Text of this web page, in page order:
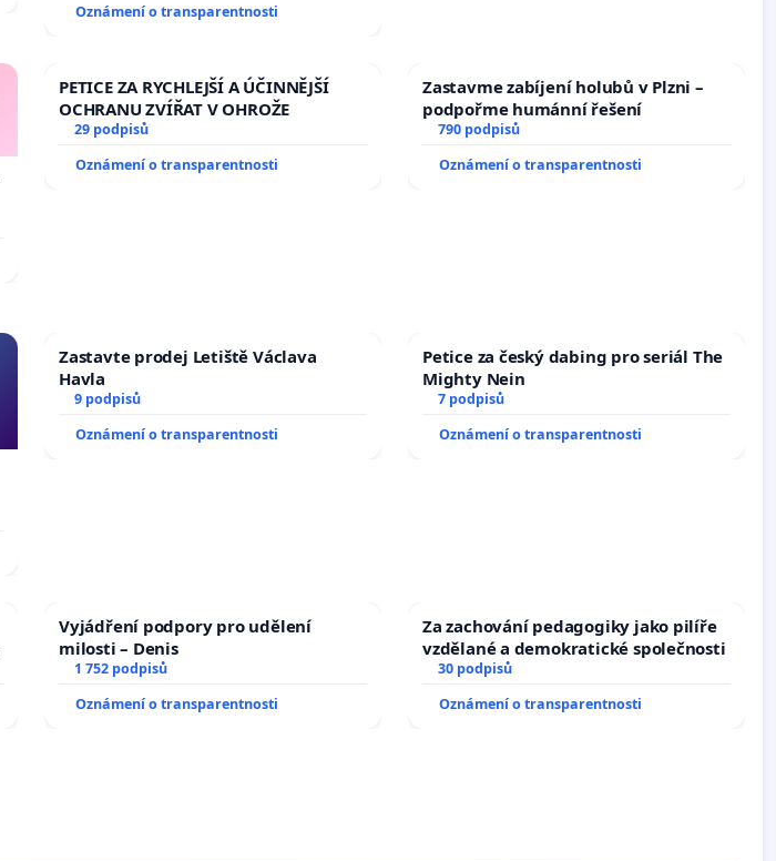
Oznámení o transparentnosti
PETICE ZA RYCHLEJŠÍ A ÚČINNĚJŠÍ
OCHRANU ZVÍŘAT V OHROŽE
29 podpisů
Oznámení o transparentnosti
Zastavme zabíjení holubů v Plzni –
podpořme humánní řešení
790 podpisů
Oznámení o transparentnosti
Zastavte prodej Letiště Václava
Havla
9 podpisů
Oznámení o transparentnosti
Petice za český dabing pro seriál The
Mighty Nein
7 podpisů
Oznámení o transparentnosti
Vyjádření podpory pro udělení
milosti – Denis
1 752 podpisů
Oznámení o transparentnosti
Za zachování pedagogiky jako pilíře
vzdělané a demokratické společnosti
30 podpisů
Oznámení o transparentnosti